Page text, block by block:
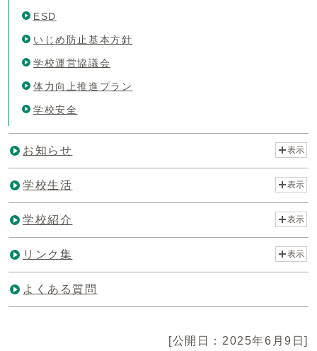
ESD
いじめ防止基本方針
学校運営協議会
体力向上推進プラン
学校安全
お知らせ 表示
学校生活 表示
学校紹介 表示
リンク集 表示
よくある質問
[公開日：2025年6月9日]